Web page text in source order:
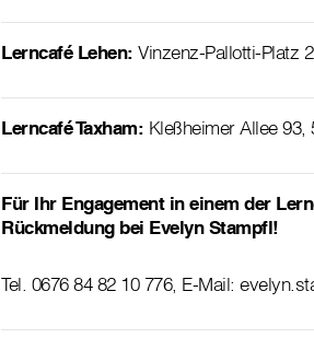
Lerncafé Lehen: Vinzenz-Pallotti-Platz
Lerncafé Taxham: Kleßheimer Allee
Für Ihr Engagement in einem der
Rückmeldung bei Evelyn Stampfl!
Tel. 0676 84 82 10 776, E-Mail: